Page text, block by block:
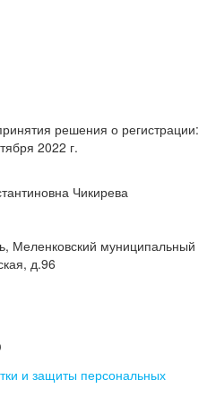
решения о регистрации:
2022 г.
Чикирева
Меленковский муниципальный
д.96
и защиты персональных